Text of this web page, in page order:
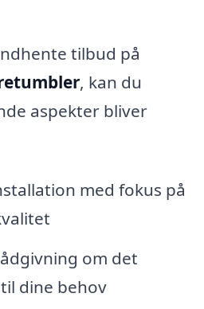
tilbud på
, kan du
aspekter bliver
med fokus på
om det
dine behov